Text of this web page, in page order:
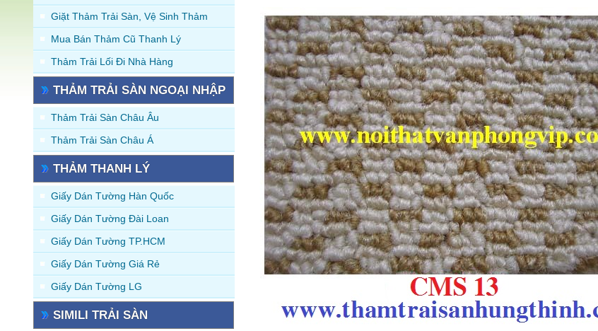
Giặt Thảm Trải Sàn, Vệ Sinh Thảm
Mua Bán Thảm Cũ Thanh Lý
Thảm Trải Lối Đi Nhà Hàng
THẢM TRẢI SÀN NGOẠI NHẬP
Thảm Trải Sàn Châu Âu
Thảm Trải Sàn Châu Á
THẢM THANH LÝ
Giấy Dán Tường Hàn Quốc
Giấy Dán Tường Đài Loan
Giấy Dán Tường TP.HCM
Giấy Dán Tường Giá Rẻ
Giấy Dán Tường LG
SIMILI TRẢI SÀN